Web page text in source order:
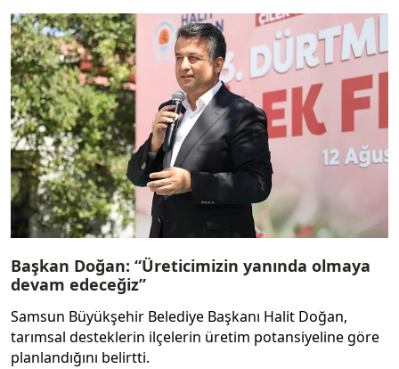
Başkan Doğan: “Üreticimizin yanında olmaya
devam edeceğiz”
Samsun Büyükşehir Belediye Başkanı Halit Doğan,
tarımsal desteklerin ilçelerin üretim potansiyeline göre
planlandığını belirtti.